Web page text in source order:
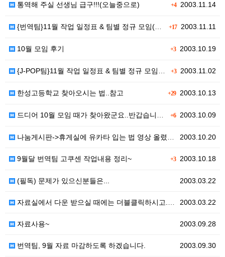
+42003.11.14
통역해 주실 선생님 급구!!!(오늘중으로)
+172003.11.11
{번역팀}11월 작업 일정표 & 팀별 정규 모임(11/…
+32003.10.19
10월 모임 후기
+32003.11.02
{J-POP팀}11월 작업 일정표 & 팀별 정규 모임(…
+292003.10.13
한성고등학교 찾아오시는 법..참고
+62003.10.09
드디어 10월 모임 때가 찾아왔군요..반갑습니다.^^
2003.10.20
나눔게시판->휴게실에 유카타 입는 법 영상 올렸습니다.
+32003.10.18
9월달 번역팀 고쿠센 작업내용 정리~
2003.03.22
(필독) 문제가 있으신분들은...
2003.03.22
자료실에서 다운 받으실 때에는 더블클릭하시고...마우스…
2003.09.28
자료사용~
2003.09.30
번역팀, 9월 자료 마감하도록 하겠습니다.